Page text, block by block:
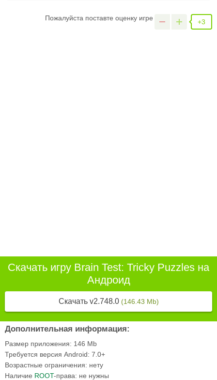
Пожалуйста поставте оценку игре +3
Скачать игру Brain Test: Tricky Puzzles на
Андроид
Скачать v2.748.0 (146.43 Mb)
Дополнительная информация:
Размер приложения: 146 Mb
Требуется версия Android: 7.0+
Возрастные ограничения: нету
Наличие ROOT-права: не нужны